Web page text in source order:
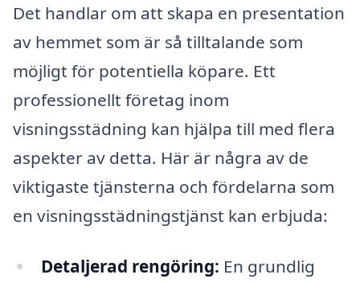
Det handlar om att skapa en presentation
av hemmet som är så tilltalande som
möjligt för potentiella köpare. Ett
professionellt företag inom
visningsstädning kan hjälpa till med flera
aspekter av detta. Här är några av de
viktigaste tjänsterna och fördelarna som
en visningsstädningstjänst kan erbjuda:
Detaljerad rengöring: En grundlig